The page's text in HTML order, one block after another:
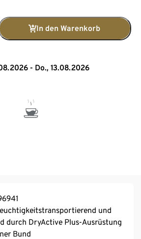
In den Warenkorb
- Do., 13.08.2026
und
durch DryActive Plus-Ausrüstung
Bund